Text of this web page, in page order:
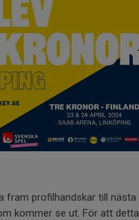
fram profilhandskar till nästa
kommer se ut. För att detta